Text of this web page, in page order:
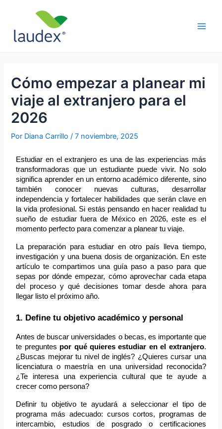
contenido
Cómo empezar a planear mi
viaje al extranjero para el
2026
Por Diana Carrillo/7 noviembre, 2025
Estudiar en el extranjero es una de las experiencias más
transformadoras que un estudiante puede vivir. No solo
significa aprender en un entorno académico diferente, sino
también conocer nuevas culturas, desarrollar
independencia y fortalecer habilidades que serán clave en
la vida profesional. Si estás pensando en hacer realidad tu
sueño de estudiar fuera de México en 2026, este es el
momento perfecto para comenzar a planear tu viaje.
La preparación para estudiar en otro país lleva tiempo,
investigación y una buena dosis de organización. En este
artículo te compartimos una guía paso a paso para que
sepas por dónde empezar, cómo aprovechar cada etapa
del proceso y qué decisiones tomar desde ahora para
llegar listo el próximo año.
1. Define tu objetivo académico y personal
Antes de buscar universidades o becas, es importante que
te preguntes por qué quieres estudiar en el extranjero.
¿Buscas mejorar tu nivel de inglés? ¿Quieres cursar una
licenciatura o maestría en una universidad reconocida?
¿Te interesa una experiencia cultural que te ayude a
crecer como persona?
Definir tu objetivo te ayudará a seleccionar el tipo de
programa más adecuado: cursos cortos, programas de
intercambio, estudios de posgrado o certificaciones
entradas